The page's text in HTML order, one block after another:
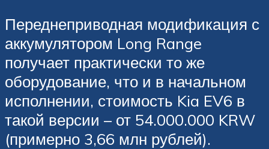
Переднеприводная модификация с
аккумулятором Long Range
получает практически то же
оборудование, что и в начальном
исполнении, стоимость Kia EV6 в
такой версии – от 54.000.000 KRW
(примерно 3,66 млн рублей).